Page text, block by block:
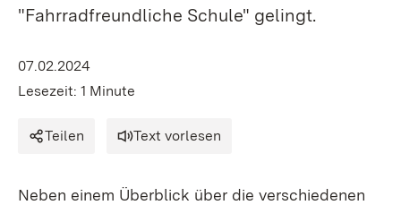
"Fahrradfreundliche Schule" gelingt.
07.02.2024
Lesezeit: 1 Minute
Teilen Text vorlesen
Neben einem Überblick über die verschiedenen